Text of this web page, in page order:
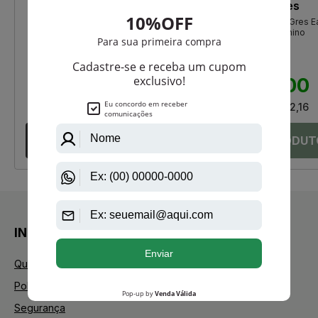
Orvaille de Gellus Deo Colônia
R$ 99,00
R$ 61,75
deR$ 20,58
Parfums Gres
Cabotine De Parfums Gres
De Toilette Feminino
R$ 379,00
R$ 266,00
R$ 22,16
INSTITUCIONAL
Quem Somos
Política de Privacidade
Segurança